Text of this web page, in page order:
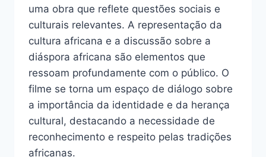
uma obra que reflete questões sociais e
culturais relevantes. A representação da
cultura africana e a discussão sobre a
diáspora africana são elementos que
ressoam profundamente com o público. O
filme se torna um espaço de diálogo sobre
a importância da identidade e da herança
cultural, destacando a necessidade de
reconhecimento e respeito pelas tradições
africanas.